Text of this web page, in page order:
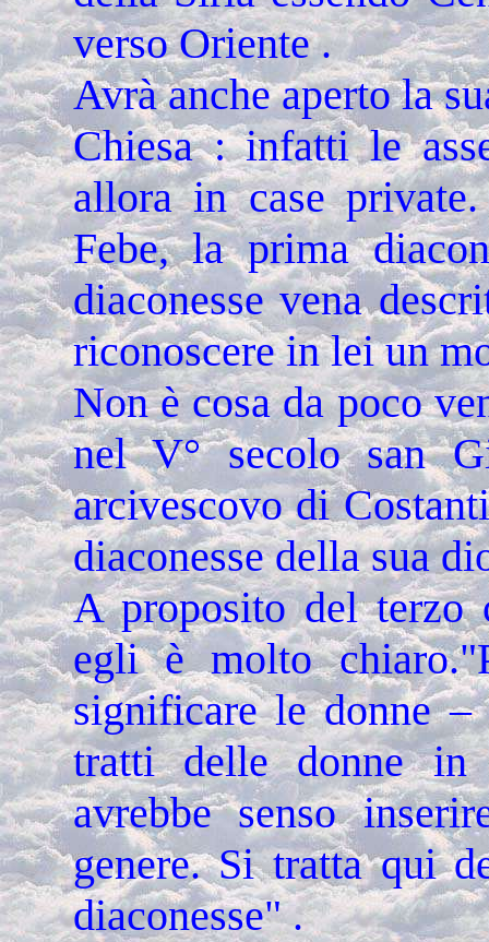
verso Oriente .
Avrà anche aperto la
Chiesa : infatti le
allora in case
Febe, la prima
diaconesse vena
riconoscere in lei un
Non è cosa da poco
nel V° secolo san
arcivescovo di
diaconesse della sua
A proposito del terzo
egli è molto
significare le donne –
tratti delle donne in
avrebbe senso
genere. Si tratta qui
diaconesse" .